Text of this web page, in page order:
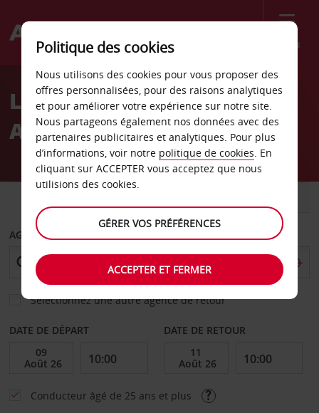
Menu
Welcome
AvisLocation de voiture
Alexandrie - Ville
AGENCE DE DÉPART
Sélectionnez une autre agence de retour
DATE DE DÉPART DATE DE RETOUR
Conducteur âgé de 25 ans et plus
Politique des cookies
Nous utilisons des cookies pour vous proposer des
offres personnalisées, pour des raisons analytiques
et pour améliorer votre expérience sur notre site.
Nous partageons également nos données avec des
partenaires publicitaires et analytiques. Pour plus
d’informations, voir notre politique de cookies. En
cliquant sur ACCEPTER vous acceptez que nous
utilisions des cookies.
GÉRER VOS PRÉFÉRENCES
ACCEPTER ET FERMER